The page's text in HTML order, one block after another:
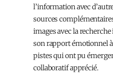
l’information avec
sources
images avec la
son rapport émotionnel
pistes qui ont pu
collaboratif apprécié.